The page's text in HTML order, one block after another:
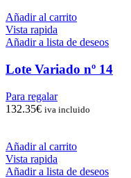
Añadir al carrito
Vista rapida
Añadir a lista de deseos
Lote Variado nº 14
Para regalar
132.35€ iva incluido
Añadir al carrito
Vista rapida
Añadir a lista de deseos